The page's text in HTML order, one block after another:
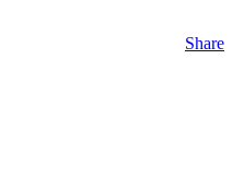
Share